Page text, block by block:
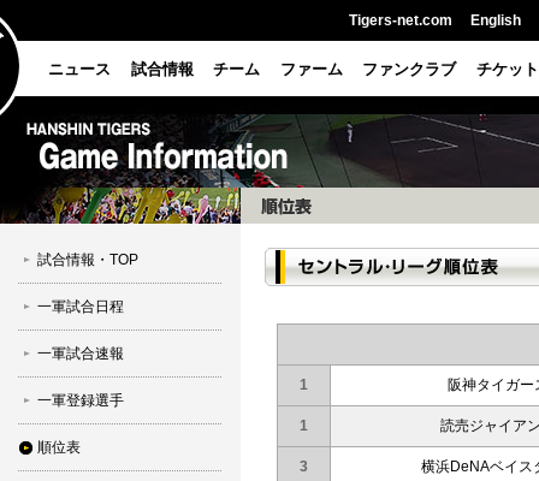
Tigers-net.com English
ニュース 試合情報 チーム ファーム ファンクラブ チケット
試合情報・TOP
一軍試合日程
一軍試合速報
一軍登録選手
順位表
1 阪神タイガー
1 読売ジャイア
3 横浜DeNAベイス